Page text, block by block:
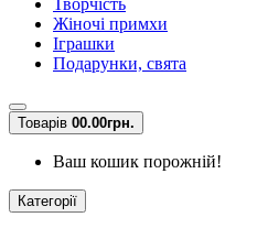
Жіночі примхи
Іграшки
Подарунки, свята
Товарів 00.00грн.
Ваш кошик порожній!
Категорії